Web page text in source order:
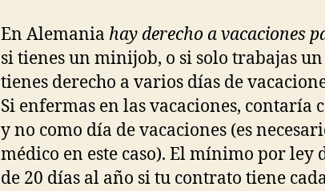
En Alemania hay derecho a vacaciones
si tienes un minijob, o si solo trabajas
tienes derecho a varios días de
Si enfermas en las vacaciones, contaría
y no como día de vacaciones (es
médico en este caso). El mínimo por ley
de 20 días al año si tu contrato tiene